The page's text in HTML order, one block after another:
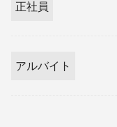
正社員
アルバイト